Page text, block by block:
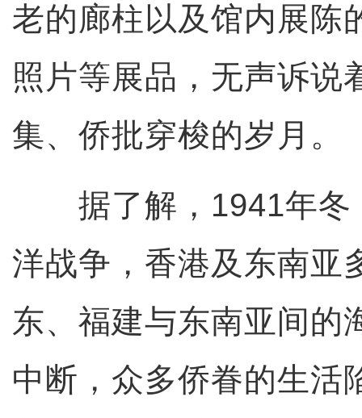
老的廊柱以及馆内展陈
照片等展品，无声诉说
集、侨批穿梭的岁月。
据了解，1941年冬
洋战争，香港及东南亚
东、福建与东南亚间的
中断，众多侨眷的生活